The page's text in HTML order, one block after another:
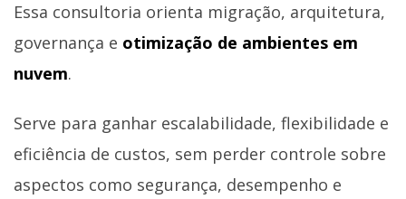
Essa consultoria orienta migração, arquitetura,
governança e otimização de ambientes em
nuvem.
Serve para ganhar escalabilidade, flexibilidade e
eficiência de custos, sem perder controle sobre
aspectos como segurança, desempenho e